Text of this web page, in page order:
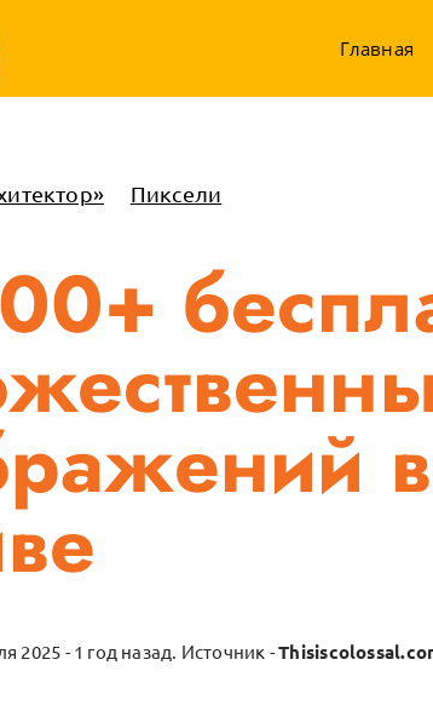
Главная
Пиксели
2025 - 1 год назад. Источник -